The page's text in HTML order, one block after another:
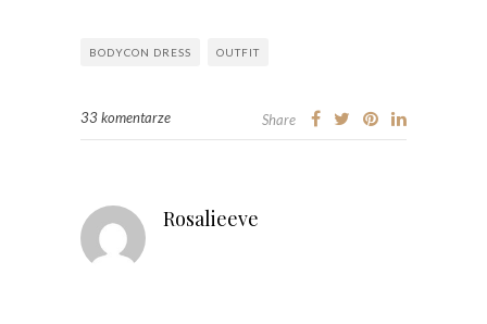
BODYCON DRESS OUTFIT
33 komentarze Share
Rosalieeve